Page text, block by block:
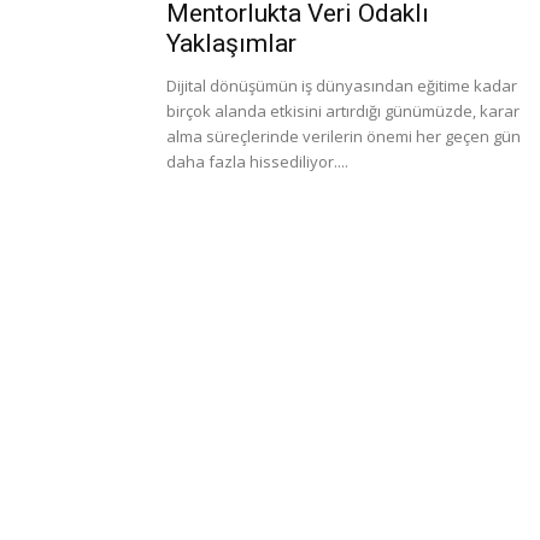
Mentorlukta Veri Odaklı
Yaklaşımlar
Dijital dönüşümün iş dünyasından eğitime kadar
birçok alanda etkisini artırdığı günümüzde, karar
alma süreçlerinde verilerin önemi her geçen gün
daha fazla hissediliyor....